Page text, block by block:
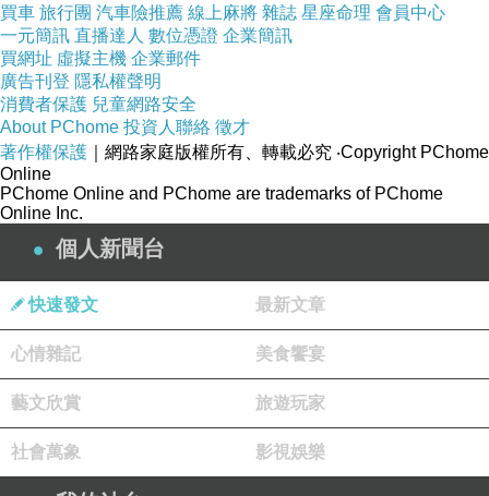
買車 旅行團 汽車險推薦 線上麻將 雜誌 星座命理 會員中心
一元簡訊 直播達人 數位憑證 企業簡訊
買網址 虛擬主機 企業郵件
廣告刊登 隱私權聲明
消費者保護 兒童網路安全
About PChome 投資人聯絡 徵才
著作權保護 ｜網路家庭版權所有、轉載必究 ‧Copyright PChome
Online
PChome Online and PChome are trademarks of PChome
Online Inc.
個人新聞台
快速發文 最新文章
心情雜記 美食饗宴
藝文欣賞 旅遊玩家
社會萬象 影視娛樂